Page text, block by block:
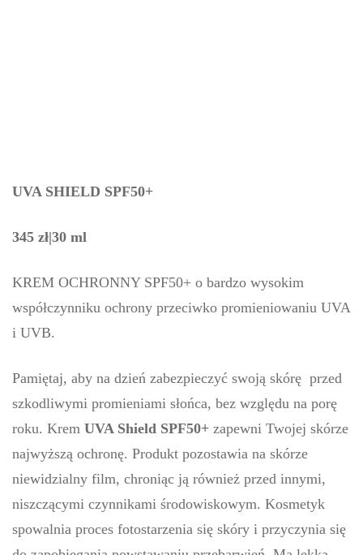
UVA SHIELD SPF50+
345 zł|30 ml
KREM OCHRONNY SPF50+ o bardzo wysokim
współczynniku ochrony przeciwko promieniowaniu UVA
i UVB.
Pamiętaj, aby na dzień zabezpieczyć swoją skórę przed
szkodliwymi promieniami słońca, bez względu na porę
roku. Krem UVA Shield SPF50+ zapewni Twojej skórze
najwyższą ochronę. Produkt pozostawia na skórze
niewidzialny film, chroniąc ją również przed innymi,
niszczącymi czynnikami środowiskowym. Kosmetyk
spowalnia proces fotostarzenia się skóry i przyczynia się